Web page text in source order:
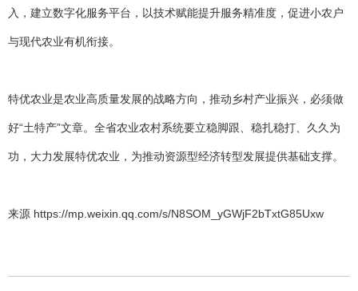
入，建立数字化服务平台，以技术赋能提升服务精准度，促进小农户
与现代农业有机衔接。
特优农业是农业高质量发展的战略方向，推动乡村产业振兴，必须做
好“土特产”文章。全省农业农村系统要立稳脚跟、稳扎稳打、久久为
功，大力发展特优农业，为推动资源型经济转型发展提供基础支撑。
来源 https://mp.weixin.qq.com/s/N8SOM_yGWjF2bTxtG85Uxw